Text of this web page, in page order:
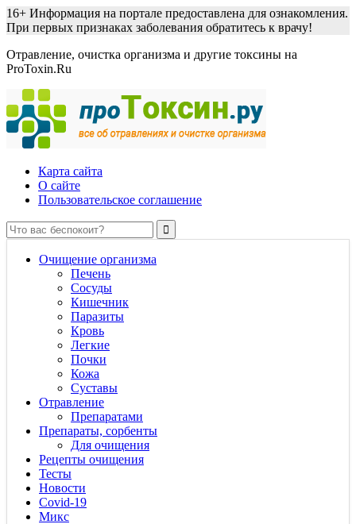
16+ Информация на портале предоставлена для ознакомления.
При первых признаках заболевания обратитесь к врачу!
Отравление, очистка организма и другие токсины на
ProToxin.Ru
Карта сайта
О сайте
Пользовательское соглашение
Очищение организма
Печень
Сосуды
Кишечник
Паразиты
Кровь
Легкие
Почки
Кожа
Суставы
Отравление
Препаратами
Препараты, сорбенты
Для очищения
Рецепты очищения
Тесты
Новости
Covid-19
Микс